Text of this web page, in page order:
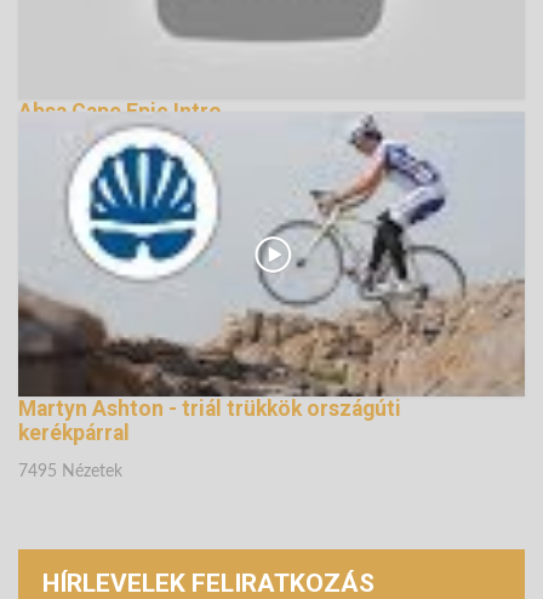
Absa Cape Epic Intro
139469 Nézetek
Martyn Ashton - triál trükkök országúti
kerékpárral
7495 Nézetek
HÍRLEVELEK FELIRATKOZÁS